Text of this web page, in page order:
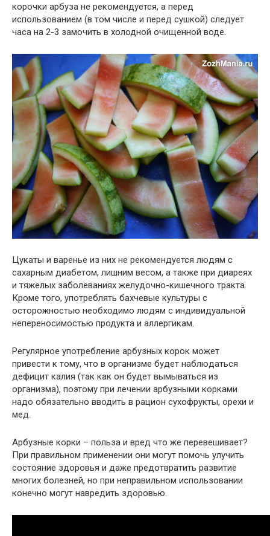
корочки арбуза не рекомендуется, а перед
использованием (в том числе и перед сушкой) следует
часа на 2-3 замочить в холодной очищенной воде.
Цукаты и варенье из них не рекомендуется людям с
сахарным диабетом, лишним весом, а также при диареях
и тяжелых заболеваниях желудочно-кишечного тракта.
Кроме того, употреблять бахчевые культуры с
осторожностью необходимо людям с индивидуальной
непереносимостью продукта и аллергикам.
Регулярное употребление арбузных корок может
привести к тому, что в организме будет наблюдаться
дефицит калия (так как он будет вымываться из
организма), поэтому при лечении арбузными корками
надо обязательно вводить в рацион сухофрукты, орехи и
мед.
Арбузные корки – польза и вред что же перевешивает?
При правильном применении они могут помочь улучить
состояние здоровья и даже предотвратить развитие
многих болезней, но при неправильном использовании
конечно могут навредить здоровью.